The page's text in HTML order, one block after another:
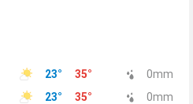
23° 35° 0mm
23° 35° 0mm